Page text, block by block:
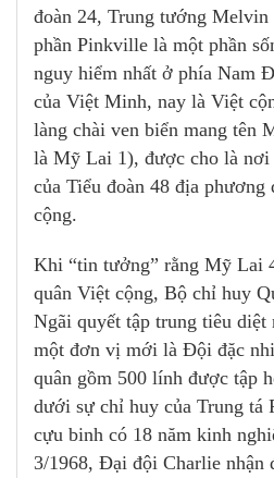
đoàn 24, Trung tướng
phần Pinkville là một phần
nguy hiểm nhất ở phía Nam
của Việt Minh, nay là Việt
làng chài ven biển mang tên
là Mỹ Lai 1), được cho là nơi
của Tiểu đoàn 48 địa phương
cộng.
Khi “tin tưởng” rằng Mỹ Lai
quân Việt cộng, Bộ chỉ huy
Ngãi quyết tập trung tiêu diệt
một đơn vị mới là Đội đặc
quân gồm 500 lính được tập
dưới sự chỉ huy của Trung tá
cựu binh có 18 năm kinh
3/1968, Đại đội Charlie nhận